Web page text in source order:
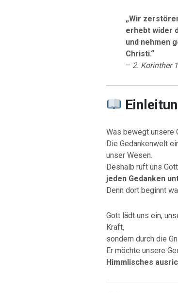
„Wir
erhebt wider
und nehmen
Christi.“
– 2. Korinther
Was bewegt unsere
Die Gedankenwelt
unser Wesen.
Deshalb ruft uns
jeden Gedanken
Denn dort beginnt
Gott lädt uns ein,
Kraft,
sondern durch die
Er möchte unsere
Himmlisches